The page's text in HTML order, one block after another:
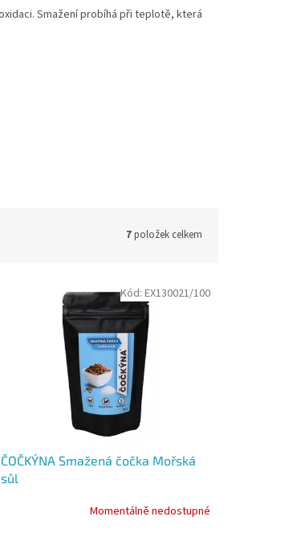
Smažení probíhá při teplotě, která
7položek celkem
ČOČKÝNA Smažená čočka Mořská
sůl
Momentálně nedostupné
Kód: EX130021/100